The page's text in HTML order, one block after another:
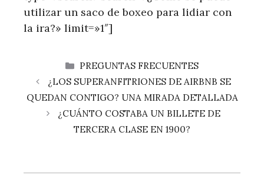
utilizar un saco de boxeo para lidiar con
la ira?» limit=»1″]
CATEGORÍAS
PREGUNTAS FRECUENTES
¿LOS SUPERANFITRIONES DE AIRBNB SE
QUEDAN CONTIGO? UNA MIRADA DETALLADA
¿CUÁNTO COSTABA UN BILLETE DE
TERCERA CLASE EN 1900?